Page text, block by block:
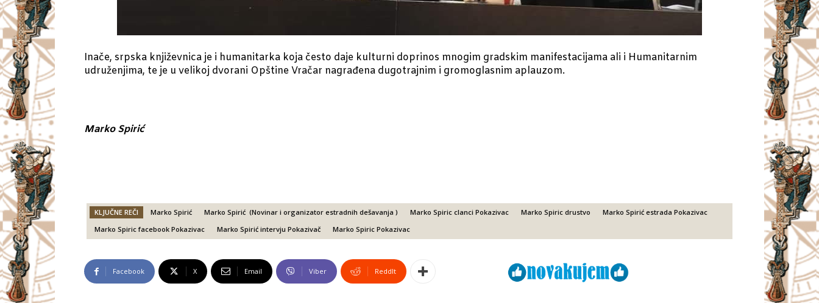
Inače, srpska književnica je i humanitarka koja često daje kulturni doprinos mnogim gradskim manifestacijama ali i Humanitarnim
udruženjima, te je u velikoj dvorani Opštine Vračar nagrađena dugotrajnim i gromoglasnim aplauzom.
Marko Spirić
KLJUČNE REČI Marko Spirić Marko Spirić (Novinar i organizator estradnih dešavanja ) Marko Spiric clanci Pokazivac Marko Spiric drustvo
Marko Spirić estrada Pokazivac
Marko Spiric facebook Pokazivac
Marko Spirić intervju Pokazivač Marko Spiric Pokazivac
Facebook X Email Viber ReddIt